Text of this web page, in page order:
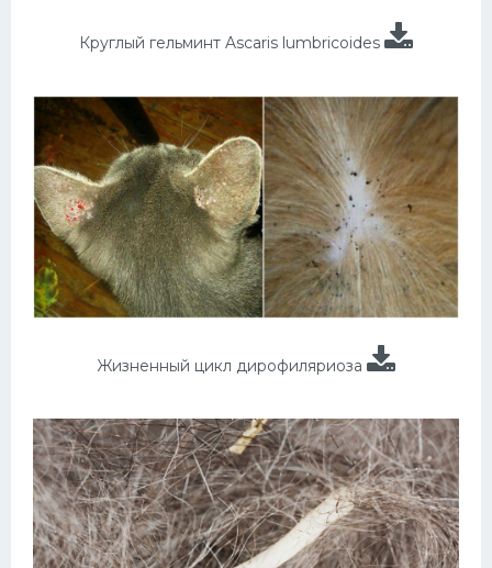
Круглый гельминт Ascaris lumbricoides
Жизненный цикл дирофиляриоза